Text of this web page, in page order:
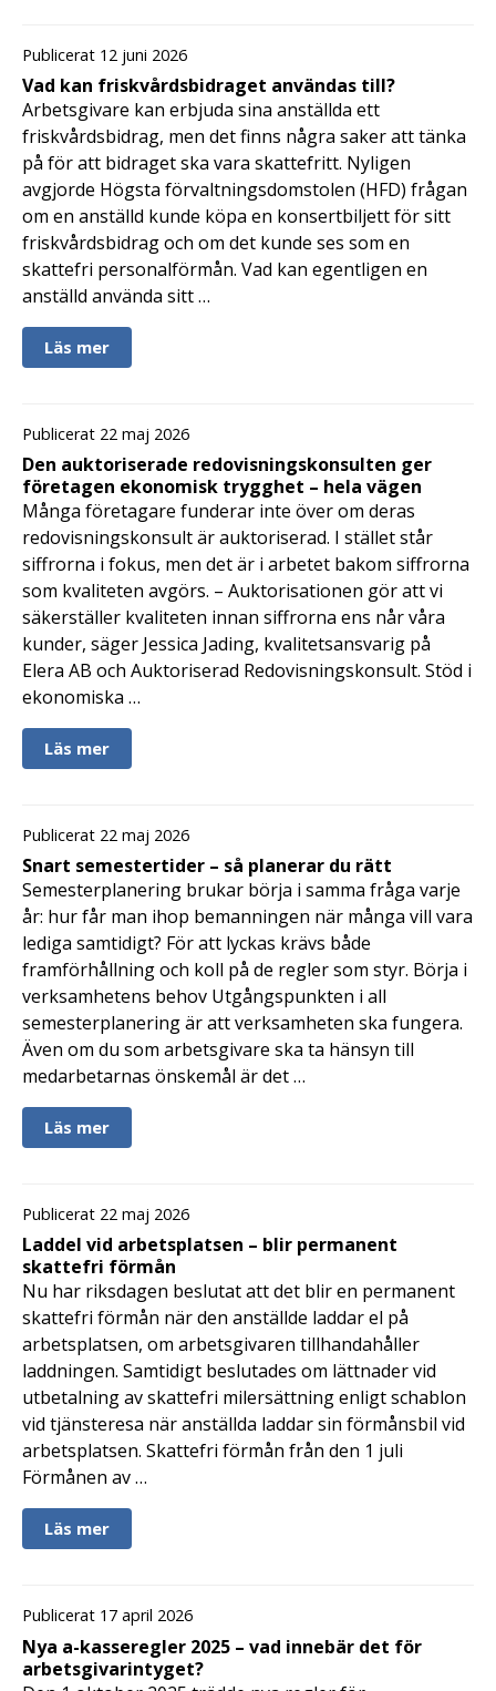
Publicerat 12 juni 2026
Vad kan friskvårdsbidraget användas till?
Arbetsgivare kan erbjuda sina anställda ett
friskvårdsbidrag, men det finns några saker att tänka
på för att bidraget ska vara skattefritt. Nyligen
avgjorde Högsta förvaltningsdomstolen (HFD) frågan
om en anställd kunde köpa en konsertbiljett för sitt
friskvårdsbidrag och om det kunde ses som en
skattefri personalförmån. Vad kan egentligen en
anställd använda sitt …
Läs mer
Publicerat 22 maj 2026
Den auktoriserade redovisningskonsulten ger
företagen ekonomisk trygghet – hela vägen
Många företagare funderar inte över om deras
redovisningskonsult är auktoriserad. I stället står
siffrorna i fokus, men det är i arbetet bakom siffrorna
som kvaliteten avgörs. – Auktorisationen gör att vi
säkerställer kvaliteten innan siffrorna ens når våra
kunder, säger Jessica Jading, kvalitetsansvarig på
Elera AB och Auktoriserad Redovisningskonsult. Stöd i
ekonomiska …
Läs mer
Publicerat 22 maj 2026
Snart semestertider – så planerar du rätt
Semesterplanering brukar börja i samma fråga varje
år: hur får man ihop bemanningen när många vill vara
lediga samtidigt? För att lyckas krävs både
framförhållning och koll på de regler som styr. Börja i
verksamhetens behov Utgångspunkten i all
semesterplanering är att verksamheten ska fungera.
Även om du som arbetsgivare ska ta hänsyn till
medarbetarnas önskemål är det …
Läs mer
Publicerat 22 maj 2026
Laddel vid arbetsplatsen – blir permanent
skattefri förmån
Nu har riksdagen beslutat att det blir en permanent
skattefri förmån när den anställde laddar el på
arbetsplatsen, om arbetsgivaren tillhandahåller
laddningen. Samtidigt beslutades om lättnader vid
utbetalning av skattefri milersättning enligt schablon
vid tjänsteresa när anställda laddar sin förmånsbil vid
arbetsplatsen. Skattefri förmån från den 1 juli
Förmånen av …
Läs mer
Publicerat 17 april 2026
Nya a-kasseregler 2025 – vad innebär det för
arbetsgivarintyget?